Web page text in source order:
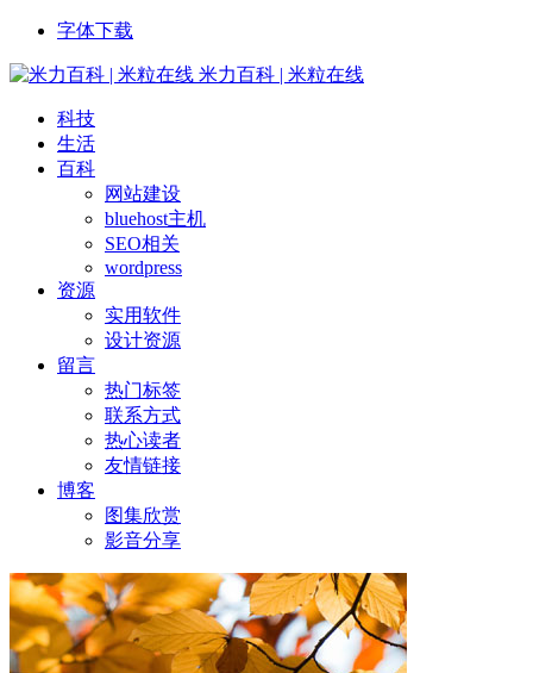
字体下载
米力百科 | 米粒在线
科技
生活
百科
网站建设
bluehost主机
SEO相关
wordpress
资源
实用软件
设计资源
留言
热门标签
联系方式
热心读者
友情链接
博客
图集欣赏
影音分享